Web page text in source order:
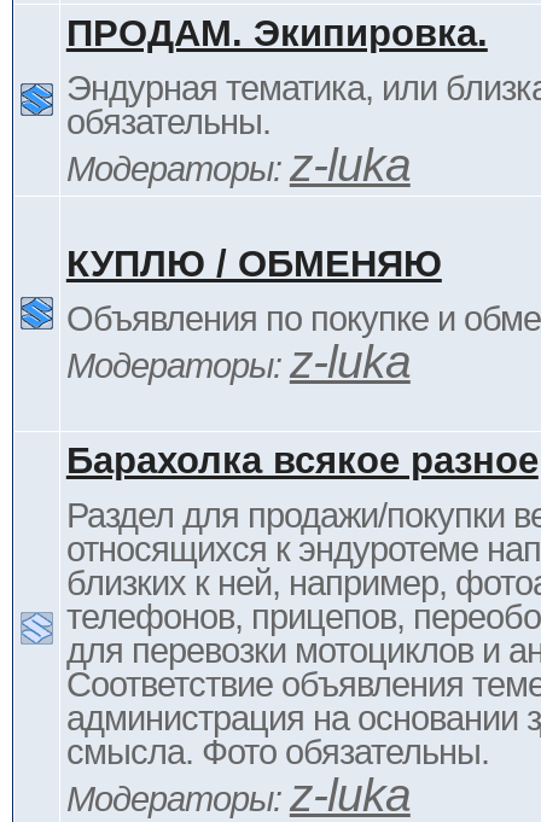
ПРОДАМ. Экипировка.
Эндурная тематика, или
обязательны.
Модераторы: z-luka
КУПЛЮ / ОБМЕНЯЮ
Объявления по покупке и
Модераторы: z-luka
Барахолка всякое разное
Раздел для продажи/покупки
относящихся к эндуротеме
близких к ней, например,
телефонов, прицепов,
для перевозки мотоциклов и
Соответствие объявления
администрация на основании
смысла. Фото обязательны.
Модераторы: z-luka